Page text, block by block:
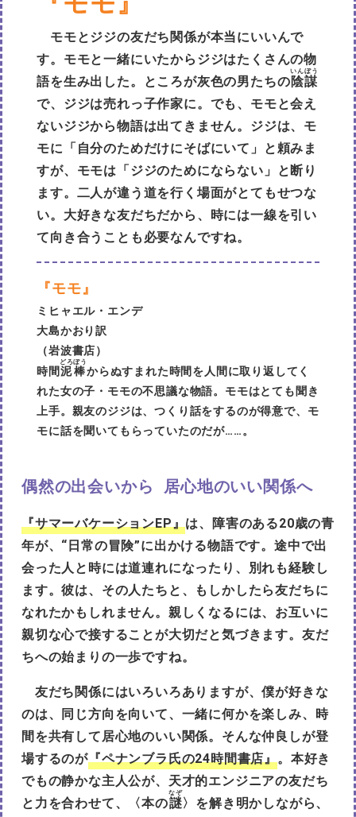
モモとジジの友だち関係が本当にいいんで
す。モモと一緒にいたからジジはたくさんの物
語を生み出した。ところが灰色の男たちの陰謀
いんぼう
で、ジジは売れっ子作家に。でも、モモと会え
ないジジから物語は出てきません。ジジは、モ
モに「自分のためだけにそばにいて」と頼みま
すが、モモは「ジジのためにならない」と断り
ます。二人が違う道を行く場面がとてもせつな
い。大好きな友だちだから、時には一線を引い
て向き合うことも必要なんですね。
『モモ』
ミヒャエル・エンデ
大島かおり訳
（岩波書店）
時間泥棒
どろぼう
からぬすまれた時間を人間に取り返してく
れた女の子・モモの不思議な物語。モモはとても聞き
上手。親友のジジは、つくり話をするのが得意で、モ
モに話を聞いてもらっていたのだが……。
偶然の出会いから 居心地のいい関係へ
『サマーバケーションEP』は、障害のある20歳の青
年が、“日常の冒険”に出かける物語です。途中で出
会った人と時には道連れになったり、別れも経験し
ます。彼は、その人たちと、もしかしたら友だちに
なれたかもしれません。親しくなるには、お互いに
親切な心で接することが大切だと気づきます。友だ
ちへの始まりの一歩ですね。
友だち関係にはいろいろありますが、僕が好きな
のは、同じ方向を向いて、一緒に何かを楽しみ、時
間を共有して居心地のいい関係。そんな仲良しが登
場するのが『ペナンブラ氏の24時間書店』。本好き
でもの静かな主人公が、天才的エンジニアの友だち
と力を合わせて、〈本の謎
なぞ
〉を解き明かしながら、